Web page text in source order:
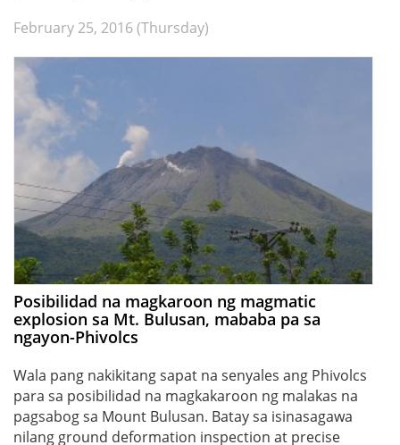
February 25, 2016 (Thursday)
Posibilidad na magkaroon ng magmatic
explosion sa Mt. Bulusan, mababa pa sa
ngayon-Phivolcs
Wala pang nakikitang sapat na senyales ang Phivolcs
para sa posibilidad na magkakaroon ng malakas na
pagsabog sa Mount Bulusan. Batay sa isinasagawa
nilang ground deformation inspection at precise